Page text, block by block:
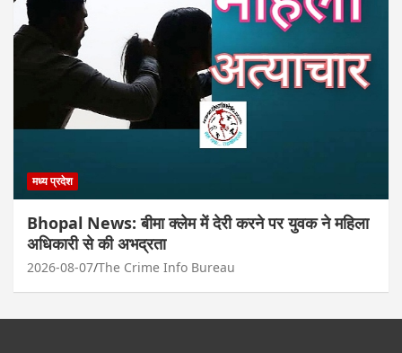
मध्य प्रदेश
Bhopal News: बीमा क्लेम में देरी करने पर युवक ने महिला
अधिकारी से की अभद्रता
2026-08-07 The Crime Info Bureau